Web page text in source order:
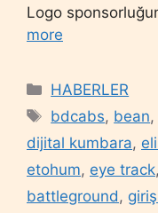
Logo
more
Categories
HABERLER
Tags
bdcabs, bean,
dijital kumbara,
etohum, eye track,
battleground ,